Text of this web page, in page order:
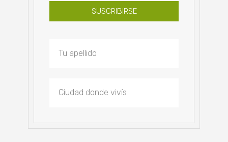
SUSCRIBIRSE